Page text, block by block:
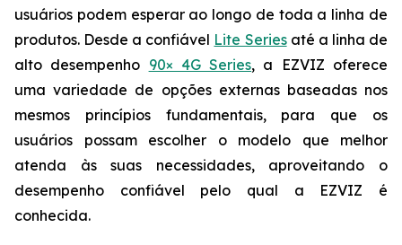
usuários podem esperar ao longo de toda a linha de
produtos. Desde a confiável Lite Seriesaté a linha de
alto desempenho 90× 4G Series, a EZVIZ oferece
uma variedade de opções externas baseadas nos
mesmos princípios fundamentais, para que os
usuários possam escolher o modelo que melhor
atenda às suas necessidades, aproveitando o
desempenho confiável pelo qual a EZVIZ é
conhecida.